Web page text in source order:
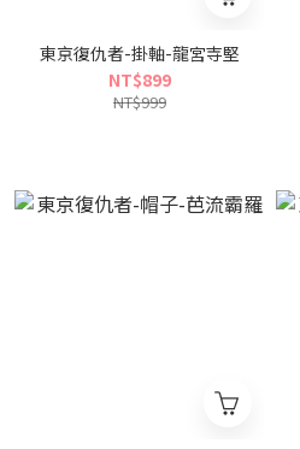
東京復仇者-掛軸-龍宮寺堅
NT$899
NT$999